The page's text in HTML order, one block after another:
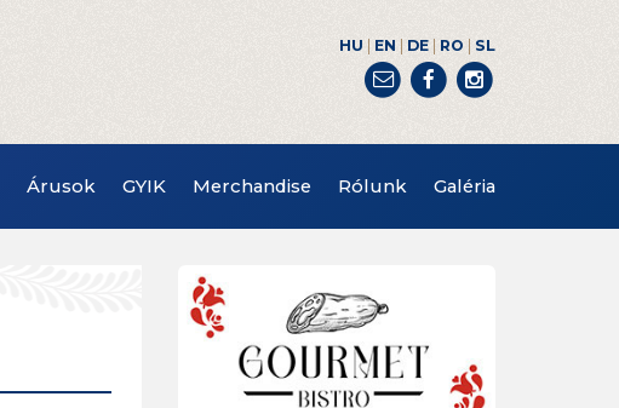
HU | EN | DE | RO | SL
Árusok GYIK Merchandise Rólunk Galéria